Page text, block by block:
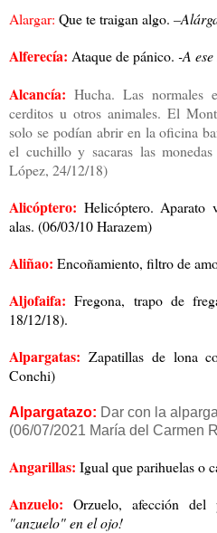
Alargar: Que te traigan algo.
Alferecía: Ataque de pánico. -A
Alcancía: Hucha. Las normales
cerditos u otros animales. El
solo se podían abrir en la oficina
el cuchillo y sacaras las
López, 24/12/18)
Alicóptero: Helicóptero. Aparato
alas. (06/03/10 Harazem)
Aliñao: Encoñamiento, filtro de
Aljofaifa: Fregona, trapo de
18/12/18).
Alpargatas: Zapatillas de lona
Conchi)
Alpargatazo: Dar con la
(06/07/2021 María del Carmen
Angarillas: Igual que parihuelas o
Anzuelo:Orzuelo, afección del
"anzuelo" en el ojo!